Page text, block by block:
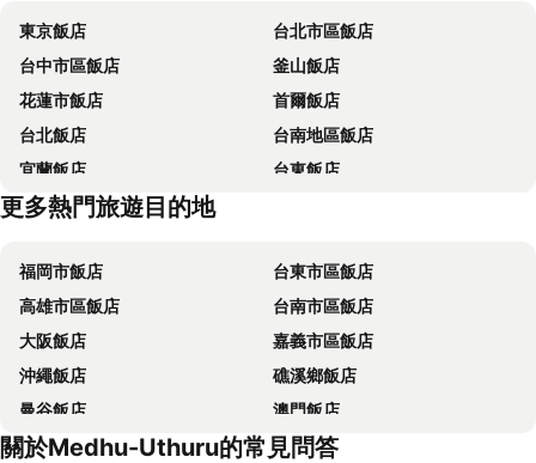
東京飯店
台北市區飯店
台中市區飯店
釜山飯店
花蓮市飯店
首爾飯店
台北飯店
台南地區飯店
宜蘭飯店
台東飯店
台中地區飯店
更多熱門旅遊目的地
福岡市飯店
台東市區飯店
高雄市區飯店
台南市區飯店
大阪飯店
嘉義市區飯店
沖繩飯店
礁溪鄉飯店
曼谷飯店
澳門飯店
香港飯店
那霸飯店
關於Medhu-Uthuru的常見問答